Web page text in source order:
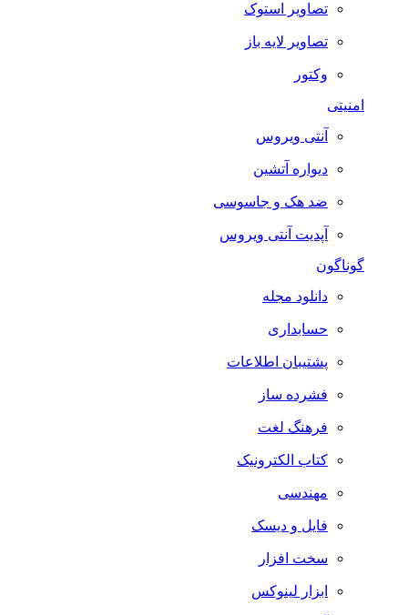
تصاویر استوک
تصاویر لایه باز
وکتور
امنیتی
آنتی ویروس
دیواره آتشین
ضد هک و جاسوسی
آپدیت آنتی ویروس
گوناگون
دانلود مجله
حسابداری
پشتیبان اطلاعات
فشرده ساز
فرهنگ لغت
کتاب الکترونیک
مهندسی
فایل و دیسک
سخت افزار
ابزار لینوکس